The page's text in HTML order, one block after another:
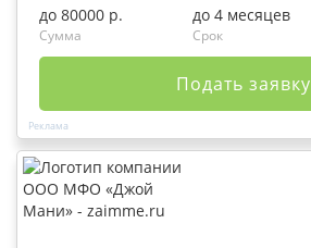
до 80000 р.
Сумма
до 4 месяцев
Срок
Подать заявку